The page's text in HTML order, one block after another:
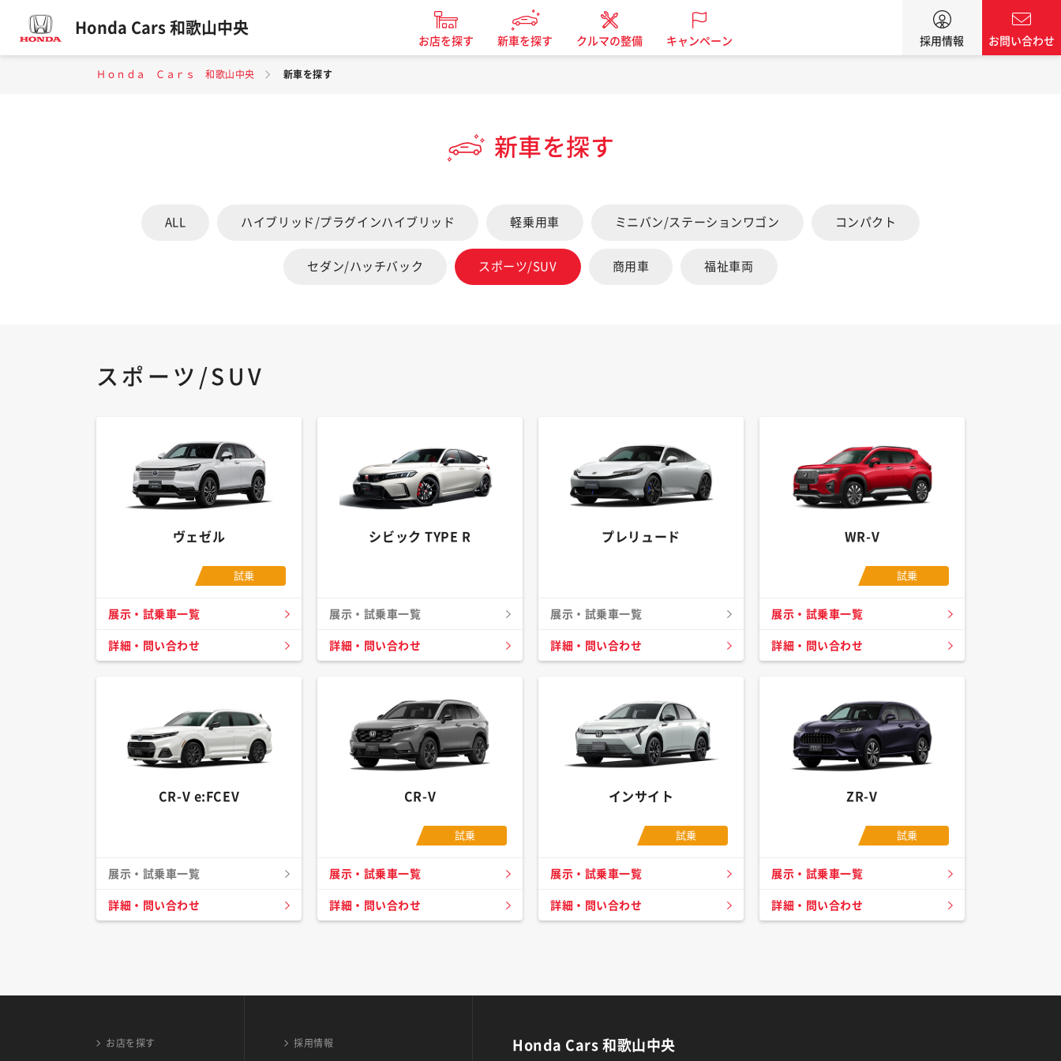
Honda Cars 和歌山中央
お店を探す 新車を探す クルマの整備 キャンペーン 採用情報 お問い合わせ
Ｈｏｎｄａ Ｃａｒｓ 和歌山中央 新車を探す
新車を探す
ALL ハイブリッド/プラグインハイブリッド 軽乗用車 ミニバン/ステーションワゴン コンパクト
セダン/ハッチバック スポーツ/SUV 商用車 福祉車両
スポーツ/SUV
ヴェゼル
試乗
展示・試乗車一覧
詳細・問い合わせ
シビック TYPE R
展示・試乗車一覧
詳細・問い合わせ
プレリュード
展示・試乗車一覧
詳細・問い合わせ
WR-V
試乗
展示・試乗車一覧
詳細・問い合わせ
CR-V e:FCEV
展示・試乗車一覧
詳細・問い合わせ
CR-V
試乗
展示・試乗車一覧
詳細・問い合わせ
インサイト
試乗
展示・試乗車一覧
詳細・問い合わせ
ZR-V
試乗
展示・試乗車一覧
詳細・問い合わせ
お店を探す 採用情報 Honda Cars 和歌山中央